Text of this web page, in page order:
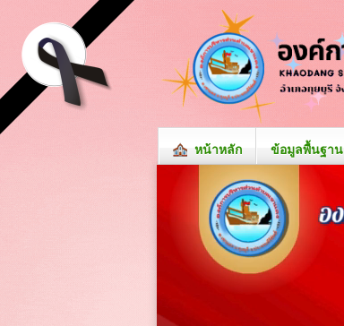
หน้าหลัก ข้อมูลพื้นฐาน